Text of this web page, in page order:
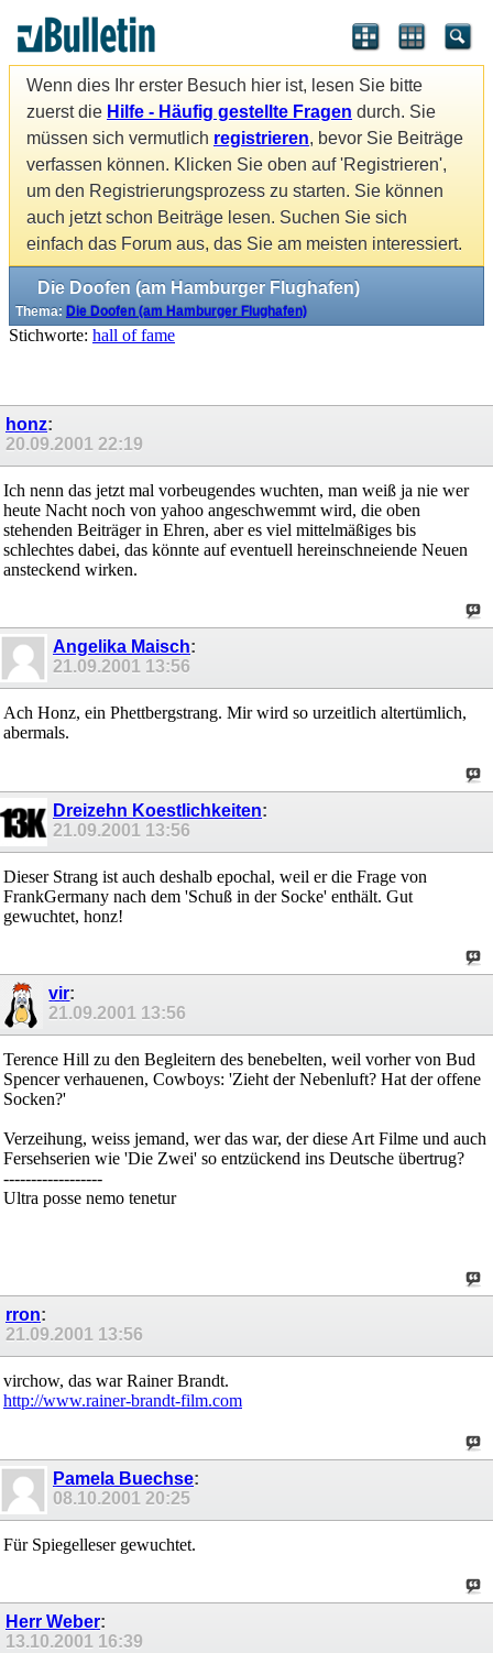
Wenn dies Ihr erster Besuch hier ist, lesen Sie bitte
zuerst die Hilfe - Häufig gestellte Fragen durch. Sie
müssen sich vermutlich registrieren, bevor Sie Beiträge
verfassen können. Klicken Sie oben auf 'Registrieren',
um den Registrierungsprozess zu starten. Sie können
auch jetzt schon Beiträge lesen. Suchen Sie sich
einfach das Forum aus, das Sie am meisten interessiert.
Die Doofen (am Hamburger Flughafen)
Thema: Die Doofen (am Hamburger Flughafen)
Stichworte: hall of fame
honz:
20.09.2001 22:19
Ich nenn das jetzt mal vorbeugendes wuchten, man weiß ja nie wer
heute Nacht noch von yahoo angeschwemmt wird, die oben
stehenden Beiträger in Ehren, aber es viel mittelmäßiges bis
schlechtes dabei, das könnte auf eventuell hereinschneiende Neuen
ansteckend wirken.
Angelika Maisch:
21.09.2001 13:56
Ach Honz, ein Phettbergstrang. Mir wird so urzeitlich altertümlich,
abermals.
Dreizehn Koestlichkeiten:
21.09.2001 13:56
Dieser Strang ist auch deshalb epochal, weil er die Frage von
FrankGermany nach dem 'Schuß in der Socke' enthält. Gut
gewuchtet, honz!
vir:
21.09.2001 13:56
Terence Hill zu den Begleitern des benebelten, weil vorher von Bud
Spencer verhauenen, Cowboys: 'Zieht der Nebenluft? Hat der offene
Socken?'
Verzeihung, weiss jemand, wer das war, der diese Art Filme und auch
Fersehserien wie 'Die Zwei' so entzückend ins Deutsche übertrug?
------------------
Ultra posse nemo tenetur
rron:
21.09.2001 13:56
virchow, das war Rainer Brandt.
http://www.rainer-brandt-film.com
Pamela Buechse:
08.10.2001 20:25
Für Spiegelleser gewuchtet.
Herr Weber:
13.10.2001 16:39